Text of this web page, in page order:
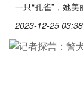
一只“孔雀”，她
2023-12-25